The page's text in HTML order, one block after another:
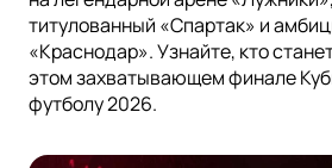
титулованный «Спартак» и
«Краснодар». Узнайте, кто
этом захватывающем финале
футболу 2026.